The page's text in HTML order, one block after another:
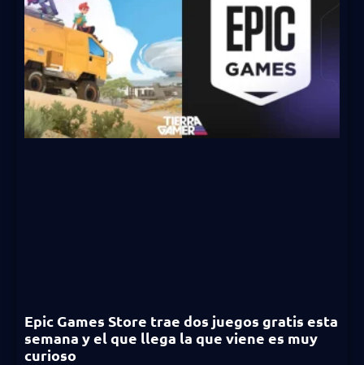
Epic Games Store trae dos juegos gratis esta
semana y el que llega la que viene es muy
curioso